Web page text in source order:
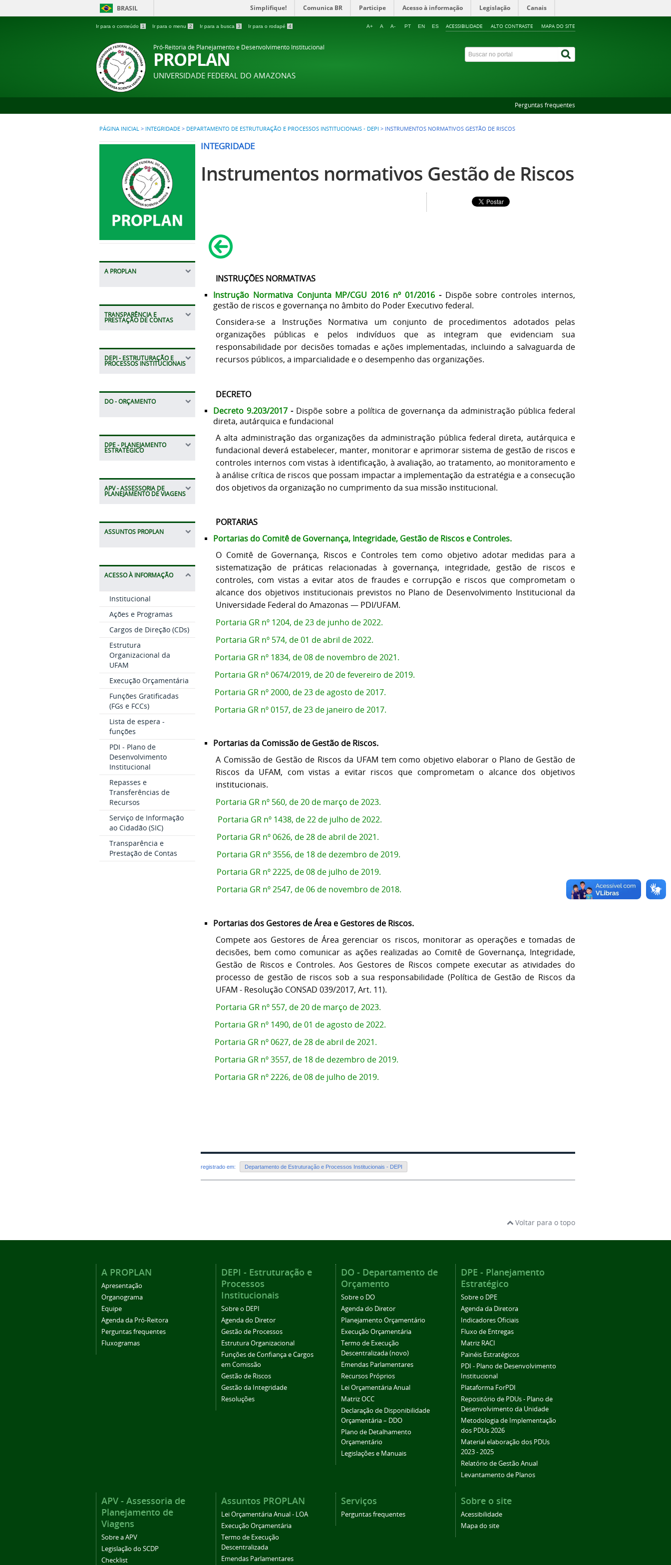
BRASIL Simplifique! Comunica BR Participe Acesso à informação Legislação Canais
Ir para o conteúdo 1 Ir para o menu 2 Ir para a busca 3 Ir para o rodapé 4 ACESSIBILIDADE ALTO CONTRASTE MAPA DO SITE
A+ A A- PT EN ES
Pró-Reitoria de Planejamento e Desenvolvimento Institucional
PROPLAN
UNIVERSIDADE FEDERAL DO AMAZONAS
Perguntas frequentes
PÁGINA INICIAL > INTEGRIDADE > DEPARTAMENTO DE ESTRUTURAÇÃO E PROCESSOS INSTITUCIONAIS - DEPI > INSTRUMENTOS NORMATIVOS GESTÃO DE RISCOS
A PROPLAN
TRANSPARÊNCIA E
PRESTAÇÃO DE CONTAS
DEPI - ESTRUTURAÇÃO E
PROCESSOS INSTITUCIONAIS
DO - ORÇAMENTO
DPE - PLANEJAMENTO
ESTRATÉGICO
APV - ASSESSORIA DE
PLANEJAMENTO DE VIAGENS
ASSUNTOS PROPLAN
ACESSO À INFORMAÇÃO
Institucional
Ações e Programas
Cargos de Direção (CDs)
Estrutura
Organizacional da
UFAM
Execução Orçamentária
Funções Gratificadas
(FGs e FCCs)
Lista de espera -
funções
PDI - Plano de
Desenvolvimento
Institucional
Repasses e
Transferências de
Recursos
Serviço de Informação
ao Cidadão (SIC)
Transparência e
Prestação de Contas
INTEGRIDADE
Instrumentos normativos Gestão de Riscos
INSTRUÇÕES NORMATIVAS
Instrução Normativa Conjunta MP/CGU 2016 nº 01/2016- Dispõe sobre controles internos,
gestão de riscos e governança no âmbito do Poder Executivo federal.
Considera-se a Instruções Normativa um conjunto de procedimentos adotados pelas
organizações públicas e pelos indivíduos que as integram que evidenciam sua
responsabilidade por decisões tomadas e ações implementadas, incluindo a salvaguarda de
recursos públicos, a imparcialidade e o desempenho das organizações.
DECRETO
Decreto 9.203/2017 - Dispõe sobre a política de governança da administração pública federal
direta, autárquica e fundacional
A alta administração das organizações da administração pública federal direta, autárquica e
fundacional deverá estabelecer, manter, monitorar e aprimorar sistema de gestão de riscos e
controles internos com vistas à identificação, à avaliação, ao tratamento, ao monitoramento e
à análise crítica de riscos que possam impactar a implementação da estratégia e a consecução
dos objetivos da organização no cumprimento da sua missão institucional.
PORTARIAS
Portarias do Comitê de Governança, Integridade, Gestão de Riscos e Controles.
O Comitê de Governança, Riscos e Controles tem como objetivo adotar medidas para a
sistematização de práticas relacionadas à governança, integridade, gestão de riscos e
controles, com vistas a evitar atos de fraudes e corrupção e riscos que comprometam o
alcance dos objetivos institucionais previstos no Plano de Desenvolvimento Institucional da
Universidade Federal do Amazonas — PDI/UFAM.
Portaria GR nº 1204, de 23 de junho de 2022.
Portaria GR nº 574, de 01 de abril de 2022.
Portaria GR nº 1834, de 08 de novembro de 2021.
Portaria GR nº 0674/2019, de 20 de fevereiro de 2019.
Portaria GR nº 2000, de 23 de agosto de 2017.
Portaria GR nº 0157, de 23 de janeiro de 2017.
Portarias da Comissão de Gestão de Riscos.
A Comissão de Gestão de Riscos da UFAM tem como objetivo elaborar o Plano de Gestão de
Riscos da UFAM, com vistas a evitar riscos que comprometam o alcance dos objetivos
institucionais.
Portaria GR nº 560, de 20 de março de 2023.
Portaria GR nº 1438, de 22 de julho de 2022.
Portaria GR nº 0626, de 28 de abril de 2021.
Portaria GR nº 3556, de 18 de dezembro de 2019.
Portaria GR nº 2225, de 08 de julho de 2019.
Portaria GR nº 2547, de 06 de novembro de 2018.
Portarias dos Gestores de Área e Gestores de Riscos.
Compete aos Gestores de Área gerenciar os riscos, monitorar as operações e tomadas de
decisões, bem como comunicar as ações realizadas ao Comitê de Governança, Integridade,
Gestão de Riscos e Controles. Aos Gestores de Riscos compete executar as atividades do
processo de gestão de riscos sob a sua responsabilidade (Política de Gestão de Riscos da
UFAM - Resolução CONSAD 039/2017, Art. 11).
Portaria GR nº 557, de 20 de março de 2023.
Portaria GR nº 1490, de 01 de agosto de 2022.
Portaria GR nº 0627, de 28 de abril de 2021.
Portaria GR nº 3557, de 18 de dezembro de 2019.
Portaria GR nº 2226, de 08 de julho de 2019.
registrado em: Departamento de Estruturação e Processos Institucionais - DEPI
Voltar para o topo
A PROPLAN
Apresentação
Organograma
Equipe
Agenda da Pró-Reitora
Perguntas frequentes
Fluxogramas
DEPI - Estruturação e
Processos
Institucionais
Sobre o DEPI
Agenda do Diretor
Gestão de Processos
Estrutura Organizacional
Funções de Confiança e Cargos
em Comissão
Gestão de Riscos
Gestão da Integridade
Resoluções
DO - Departamento de
Orçamento
Sobre o DO
Agenda do Diretor
Planejamento Orçamentário
Execução Orçamentária
Termo de Execução
Descentralizada (novo)
Emendas Parlamentares
Recursos Próprios
Lei Orçamentária Anual
Matriz OCC
Declaração de Disponibilidade
Orçamentária – DDO
Plano de Detalhamento
Orçamentário
Legislações e Manuais
DPE - Planejamento
Estratégico
Sobre o DPE
Agenda da Diretora
Indicadores Oficiais
Fluxo de Entregas
Matriz RACI
Painéis Estratégicos
PDI - Plano de Desenvolvimento
Institucional
Plataforma ForPDI
Repositório de PDUs - Plano de
Desenvolvimento da Unidade
Metodologia de Implementação
dos PDUs 2026
Material elaboração dos PDUs
2023 - 2025
Relatório de Gestão Anual
Levantamento de Planos
APV - Assessoria de
Planejamento de
Viagens
Sobre a APV
Legislação do SCDP
Checklist
Assuntos PROPLAN
Lei Orçamentária Anual - LOA
Execução Orçamentária
Termo de Execução
Descentralizada
Emendas Parlamentares
Serviços
Perguntas frequentes
Sobre o site
Acessibilidade
Mapa do site